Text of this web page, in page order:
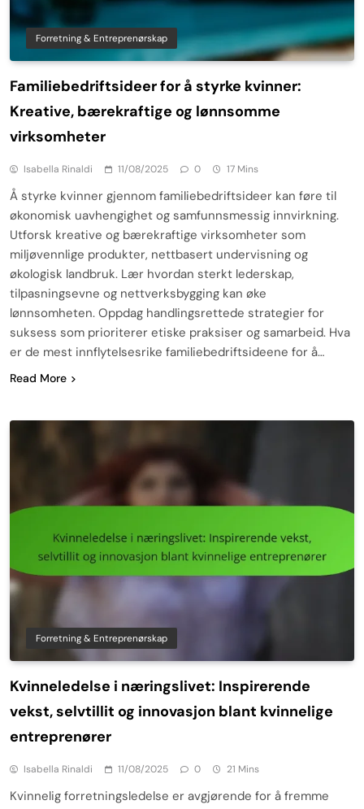
Forretning & Entreprenørskap
Familiebedriftsideer for å styrke kvinner:
Kreative, bærekraftige og lønnsomme
virksomheter
Isabella Rinaldi 11/08/2025 0 17 Mins
Å styrke kvinner gjennom familiebedriftsideer kan føre til
økonomisk uavhengighet og samfunnsmessig innvirkning.
Utforsk kreative og bærekraftige virksomheter som
miljøvennlige produkter, nettbasert undervisning og
økologisk landbruk. Lær hvordan sterkt lederskap,
tilpasningsevne og nettverksbygging kan øke
lønnsomheten. Oppdag handlingsrettede strategier for
suksess som prioriterer etiske praksiser og samarbeid. Hva
er de mest innflytelsesrike familiebedriftsideene for å…
Read More
Forretning & Entreprenørskap
Kvinneledelse i næringslivet: Inspirerende
vekst, selvtillit og innovasjon blant kvinnelige
entreprenører
Isabella Rinaldi 11/08/2025 0 21 Mins
Kvinnelig forretningsledelse er avgjørende for å fremme